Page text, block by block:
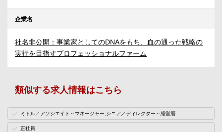
企業名
社名非公開：事業家としてのDNAをもち、血の通った戦略の
実行を目指すプロフェッショナルファーム
類似する求人情報はこちら
ミドル／アソシエイト～マネージャー;シニア／ディレクター～経営層
正社員